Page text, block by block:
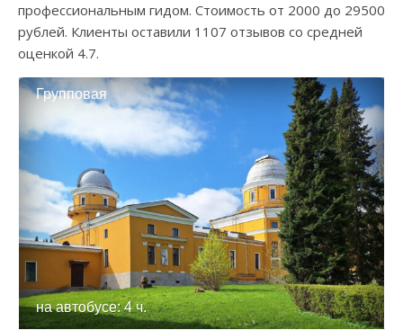
профессиональным гидом. Стоимость от 2000 до 29500
рублей. Клиенты оставили 1107 отзывов со средней
оценкой 4.7.
Групповая
на автобусе: 4 ч.